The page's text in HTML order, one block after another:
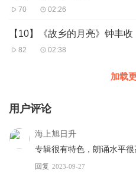
70 02:26
【10】《故乡的月亮》钟丰收
82 02:38
加载
用户评论
海上旭日升
专辑很有特色，朗诵水平很
回复 2023-09-27